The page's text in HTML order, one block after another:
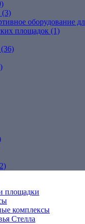
(3)
оборудование
площадок (1)
площадки
комплексы
Стелла